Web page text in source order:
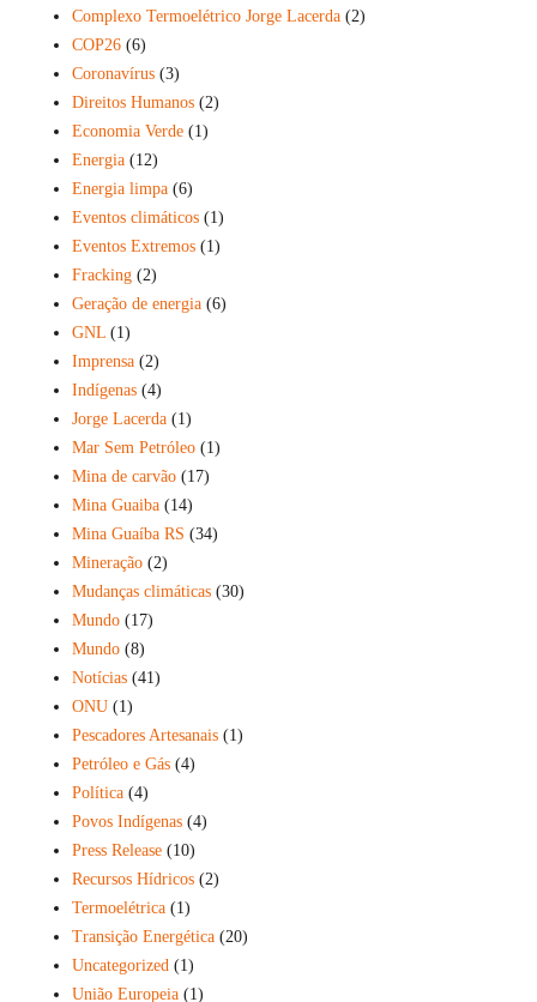
Complexo Termoelétrico Jorge Lacerda (2)
COP26 (6)
Coronavírus (3)
Direitos Humanos (2)
Economia Verde (1)
Energia (12)
Energia limpa (6)
Eventos climáticos (1)
Eventos Extremos (1)
Fracking (2)
Geração de energia (6)
GNL (1)
Imprensa (2)
Indígenas (4)
Jorge Lacerda (1)
Mar Sem Petróleo (1)
Mina de carvão (17)
Mina Guaiba (14)
Mina Guaíba RS (34)
Mineração (2)
Mudanças climáticas (30)
Mundo (17)
Mundo (8)
Notícias (41)
ONU (1)
Pescadores Artesanais (1)
Petróleo e Gás (4)
Política (4)
Povos Indígenas (4)
Press Release (10)
Recursos Hídricos (2)
Termoelétrica (1)
Transição Energética (20)
Uncategorized (1)
União Europeia (1)